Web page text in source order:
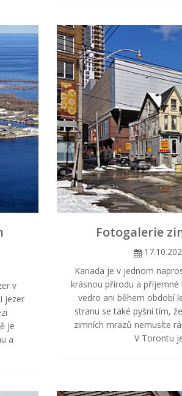
v
jezer
je
a
Fotogalerie
Kanada je v jednom
krásnou přírodu a příjemné
vedro ani během období
stranu se také pyšní tím,
zimních mrazů nemusíte
V Torontu